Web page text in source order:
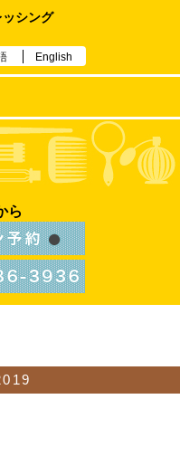
シング
English
ら